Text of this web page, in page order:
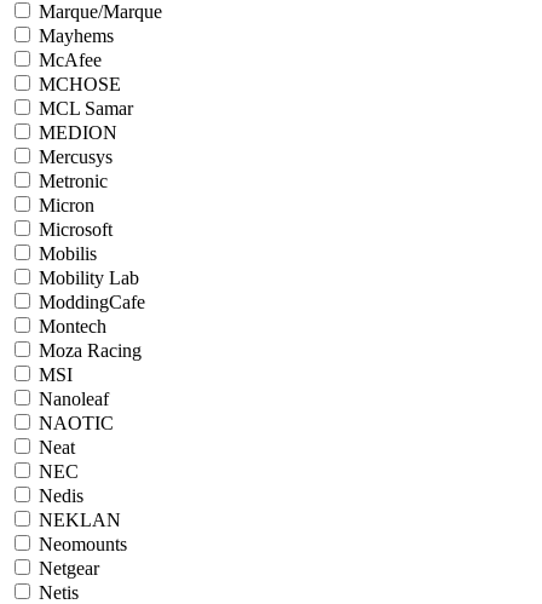
Marque/Marque
Mayhems
McAfee
MCHOSE
MCL Samar
MEDION
Mercusys
Metronic
Micron
Microsoft
Mobilis
Mobility Lab
ModdingCafe
Montech
Moza Racing
MSI
Nanoleaf
NAOTIC
Neat
NEC
Nedis
NEKLAN
Neomounts
Netgear
Netis